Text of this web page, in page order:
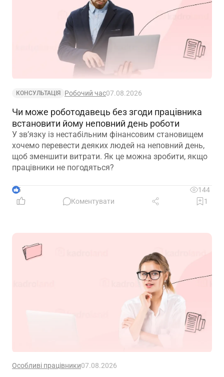
КОНСУЛЬТАЦІЯ Робочий час07.08.2026
Чи може роботодавець без згоди працівника
встановити йому неповний день роботи
У зв’язку із нестабільним фінансовим становищем
хочемо перевести деяких людей на неповний день,
щоб зменшити витрати. Як це можна зробити, якщо
працівники не погодяться?
5
144
Коментувати
1
Особливі працівники07.08.2026